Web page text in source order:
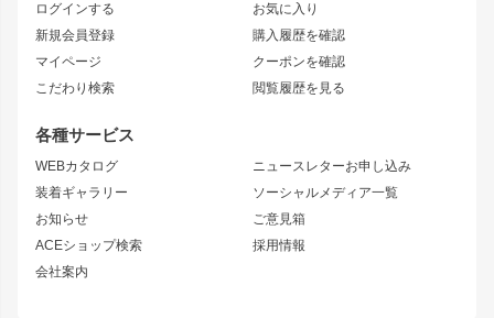
ログインする
新規会員登録
マイページ
こだわり検索
お気に入り
購入履歴を確認
クーポンを確認
閲覧履歴を見る
各種サービス
WEBカタログ
装着ギャラリー
お知らせ
ACEショップ検索
会社案内
ニュースレターお申し込み
ソーシャルメディア一覧
ご意見箱
採用情報
マークX
ニッサン
S15 シルビア
S14 シルビア 後期
S13 シルビア
180SX
シルエイティ
ワンビア
ローレル
セフィーロ
キャラバン
スズキ
リアウイング
ジムニーパーツ
ホイール
MUD-S7
MUD-SR7
まつど家 鉄漢